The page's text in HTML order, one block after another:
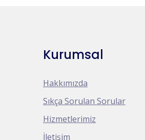
Kurumsal
Hakkımızda
Sıkça Sorulan Sorular
Hizmetlerimiz
İletişim